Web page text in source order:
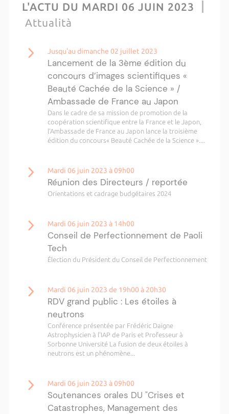
L'ACTU DU MARDI 06 JUIN 2023
Attualità
Jusqu'au dimanche 02 juillet 2023
Lancement de la 3ème édition du
concours d’images scientifiques «
Beauté Cachée de la Science » /
Ambassade de France au Japon
Dans le cadre de sa mission de promotion de la
coopération scientifique entre la France et le Japon,
l’Ambassade de France au Japon lance la troisième
édition du concours« Beauté Cachée de la Science »....
Mardi 06 juin 2023 à 09h00
Réunion des Directeurs / reportée
Orientations et cadrage budgétaires 2024
Mardi 06 juin 2023 à 14h00
Conseil de Perfectionnement de Paoli
Tech
Élection du Président du Conseil de Perfectionnement
Mardi 06 juin 2023 de 19h00 à 20h30
RDV grand public : Les étoiles à
neutrons
Conférence présentée par Frédéric Daigne
Astrophysicien à l'IAP de Paris et Professeur à
Sorbonne Université La fusion de deux étoiles à
neutrons est un phénomène...
Mardi 06 juin 2023 à 09h00
Soutenances orales DU "Crises et
Catastrophes, Management des